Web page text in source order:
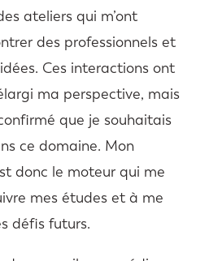
ateliers qui m’ont
des professionnels et
Ces interactions ont
ma perspective, mais
que je souhaitais
ce domaine. Mon
donc le moteur qui me
mes études et à me
défis futurs.